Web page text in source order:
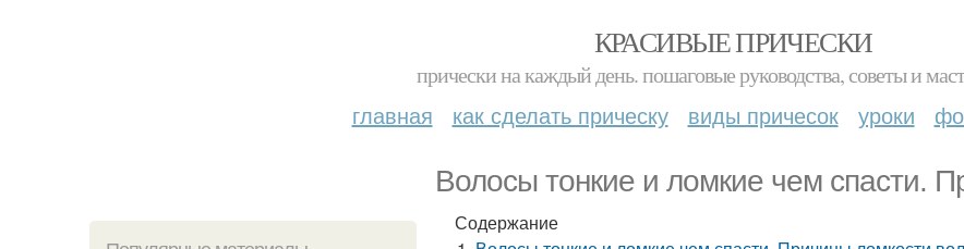
КРАСИВЫЕ ПРИЧЕСКИ
прически на каждый день. пошаговые руководства, советы и
главная как сделать прическу виды причесок уроки
Волосы тонкие и ломкие чем спасти.
Содержание